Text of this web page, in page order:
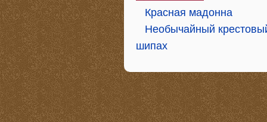
Красная мадонна
Необычайный
шипах